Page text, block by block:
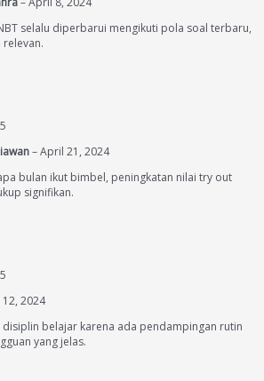
selalu diperbarui mengikuti pola soal terbaru,
–April 21, 2024
bulan ikut bimbel, peningkatan nilai try out
signifikan.
12, 2024
belajar karena ada pendampingan rutin
yang jelas.